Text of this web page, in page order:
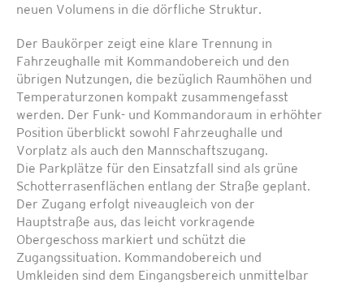
neuen Volumens in die dörfliche Struktur.
Der Baukörper zeigt eine klare Trennung in
Fahrzeughalle mit Kommandobereich und den
übrigen Nutzungen, die bezüglich Raumhöhen und
Temperaturzonen kompakt zusammengefasst
werden. Der Funk- und Kommandoraum in erhöhter
Position überblickt sowohl Fahrzeughalle und
Vorplatz als auch den Mannschaftszugang.
Die Parkplätze für den Einsatzfall sind als grüne
Schotterrasenflächen entlang der Straße geplant.
Der Zugang erfolgt niveaugleich von der
Hauptstraße aus, das leicht vorkragende
Obergeschoss markiert und schützt die
Zugangssituation. Kommandobereich und
Umkleiden sind dem Eingangsbereich unmittelbar